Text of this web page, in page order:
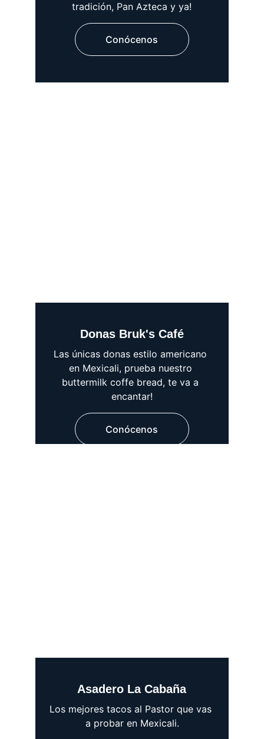
tradición, Pan Azteca y ya!
Conócenos
Donas Bruk's Café
Conócenos
Las únicas donas estilo americano
en Mexicali, prueba nuestro
buttermilk coffe bread, te va a
encantar!
Asadero La Cabaña
Los mejores tacos al Pastor que vas
a probar en Mexicali.